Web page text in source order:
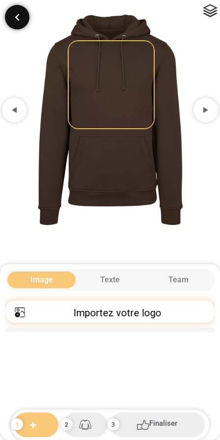
Finaliser
Image Texte Team
Importez votre logo